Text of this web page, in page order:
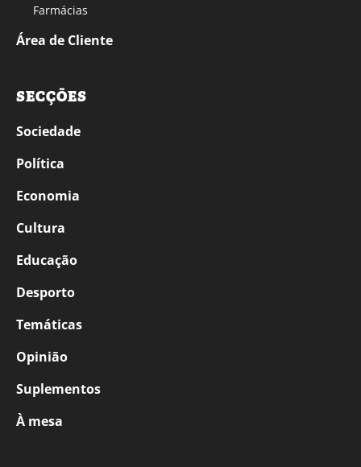
Farmácias
Área de Cliente
SECÇÕES
Sociedade
Política
Economia
Cultura
Educação
Desporto
Temáticas
Opinião
Suplementos
À mesa